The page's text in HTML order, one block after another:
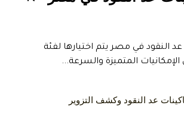
النقود في مصر يتم اختيارها لفئة
المتميزة والسرعة...